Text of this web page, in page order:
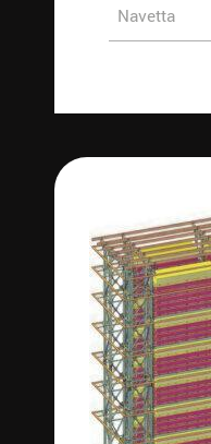
Navetta